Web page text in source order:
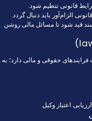
قانونی تنظیم شود.
الزام‌آور باید دنبال گردد.
قید شود تا مسائل مالی روشن
حقوقی و مالی دارد؛ به
اعتبار وکیل.